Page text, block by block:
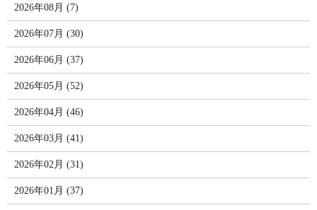
2026年08月 (7)
2026年07月 (30)
2026年06月 (37)
2026年05月 (52)
2026年04月 (46)
2026年03月 (41)
2026年02月 (31)
2026年01月 (37)